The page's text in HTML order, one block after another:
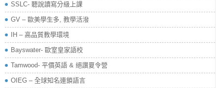
SSLC- 聽說讀寫分級上課
GV – 歐美學生多, 教學活潑
IH – 高品質教學環境
Bayswater- 歐室皇家語校
Tamwood- 平價英語 & 絕讚夏令營
OIEG – 全球知名連鎖語言